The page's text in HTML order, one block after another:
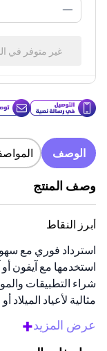
غير متوفر في
الوصف
وصف المنتج
أبرز النقاط
استرداد فوري مع
استخدمها مع آيفون أو
شراء التطبيقات
مثالية لأعياد الميلاد
اختر من بين قيم
عرض المزيد+